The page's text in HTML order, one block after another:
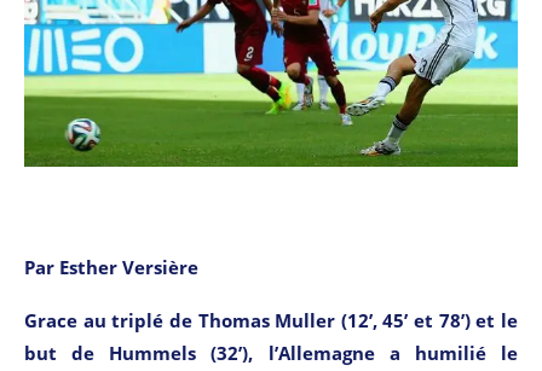
Par Esther Versière
Grace au triplé de Thomas Muller (12’, 45’ et 78’) et le
but de Hummels (32’), l’Allemagne a humilié le